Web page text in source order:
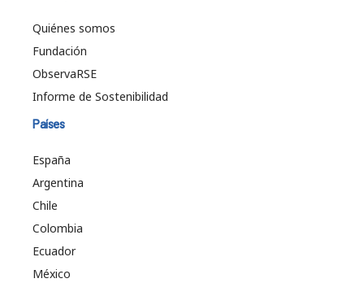
Quiénes somos
Fundación
ObservaRSE
Informe de Sostenibilidad
Países
España
Argentina
Chile
Colombia
Ecuador
México